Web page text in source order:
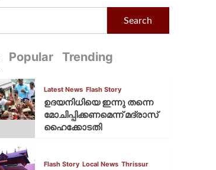
Search
Popular Trending
Latest News Flash Story
ഉദയനിധിയെ ഇന്നു തന്നെ
മോചിപ്പിക്കണമെന്ന് മദ്രാസ്
ഹൈക്കോടതി
Flash Story Local News Thrissur